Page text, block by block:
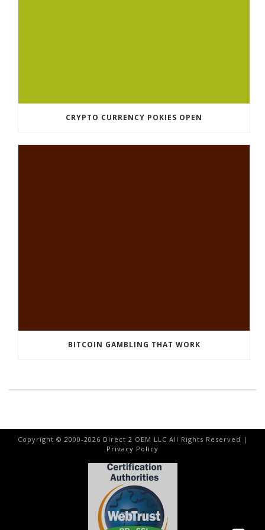
CRYPTO CURRENCY POKIES OPEN
BITCOIN GAMBLING THAT WORK
Copyright © 2000-2026 Direct 2 OEM LLC All Rights Reserved |
Privacy Policy